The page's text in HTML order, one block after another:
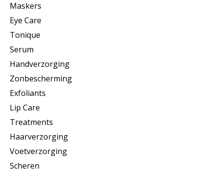
Maskers
Eye Care
Tonique
Serum
Handverzorging
Zonbescherming
Exfoliants
Lip Care
Treatments
Haarverzorging
Voetverzorging
Scheren